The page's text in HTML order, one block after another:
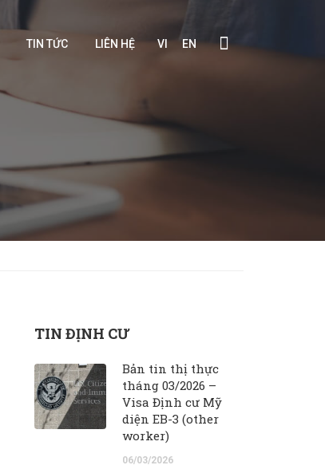
TIN TỨC LIÊN HỆ VI EN
TIN ĐỊNH CƯ
Bản tin thị thực
tháng 03/2026 –
Visa Định cư Mỹ
diện EB-3 (other
worker)
06/03/2026